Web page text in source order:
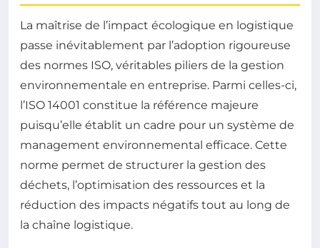
La maîtrise de l’impact écologique en logistique
passe inévitablement par l’adoption rigoureuse
des normes ISO, véritables piliers de la gestion
environnementale en entreprise. Parmi celles-ci,
l’ISO 14001 constitue la référence majeure
puisqu’elle établit un cadre pour un système de
management environnemental efficace. Cette
norme permet de structurer la gestion des
déchets, l’optimisation des ressources et la
réduction des impacts négatifs tout au long de
la chaîne logistique.